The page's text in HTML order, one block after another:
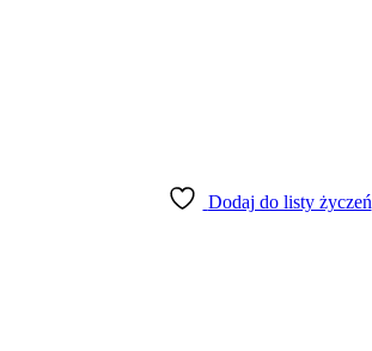
Dodaj do listy życzeń